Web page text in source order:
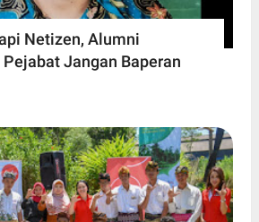
Netizen, Alumni
Jangan Baperan